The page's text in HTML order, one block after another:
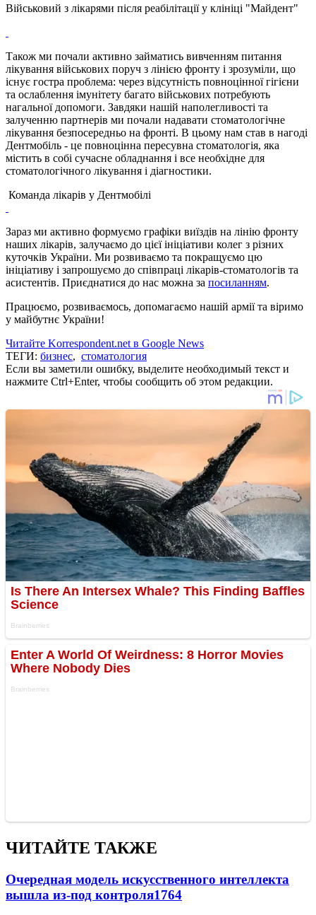
Військовий з лікарями після реабілітації у клініці "Майдент"
Також ми почали активно займатись вивченням питання
лікування військових поруч з лінією фронту і зрозуміли, що
існує гостра проблема: через відсутність повноцінної гігієни
та ослаблення імунітету багато військових потребують
нагальної допомоги. Завдяки нашій наполегливості та
залученню партнерів ми почали надавати стоматологічне
лікування безпосередньо на фронті. В цьому нам став в нагоді
Дентмобіль - це повноцінна пересувна стоматологія, яка
містить в собі сучасне обладнання і все необхідне для
стоматологічного лікування і діагностики.
Команда лікарів у Дентмобілі
Зараз ми активно формуємо графіки виїздів на лінію фронту
наших лікарів, залучаємо до цієї ініціативи колег з різних
куточків України. Ми розвиваємо та покращуємо цю
ініціативу і запрошуємо до співпраці лікарів-стоматологів та
асистентів. Приєднатися до нас можна за посиланням.
Працюємо, розвиваємось, допомагаємо нашій армії та віримо
у майбутнє України!
Читайте Korrespondent.net в Google News
ТЕГИ: бизнес, стоматология
Если вы заметили ошибку, выделите необходимый текст и
нажмите Ctrl+Enter, чтобы сообщить об этом редакции.
ЧИТАЙТЕ ТАКЖЕ
Очередная модель искусственного интеллекта
вышла из-под контроля1764